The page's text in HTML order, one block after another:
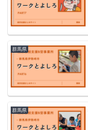
群馬県
群馬県